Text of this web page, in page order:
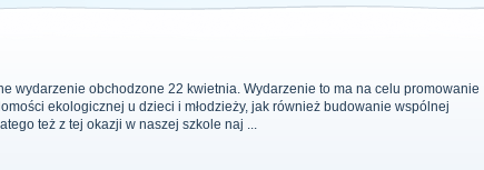
wydarzenie obchodzone 22 kwietnia. Wydarzenie to ma na celu promowanie
ekologicznej u dzieci i młodzieży, jak również budowanie wspólnej
też z tej okazji w naszej szkole naj ...